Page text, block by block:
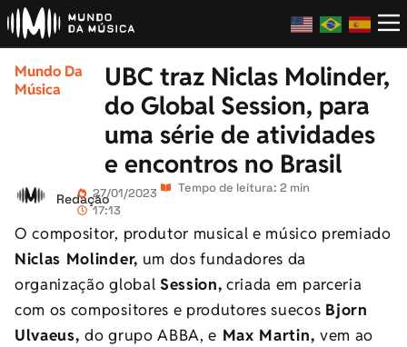
Mundo Da
Música
UBC traz Niclas Molinder,
do Global Session, para
uma série de atividades
e encontros no Brasil
Redação27/01/2023
17:13
Tempo de leitura: 2 min
O compositor, produtor musical e músico premiado
Niclas Molinder, um dos fundadores da
organização global Session, criada em parceria
com os compositores e produtores suecos Bjorn
Ulvaeus,do grupo ABBA, e Max Martin, vem ao